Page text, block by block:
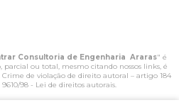
Consultoria de Engenharia Araras" é
parcial ou total, mesmo citando nossos links, é
de violação de direito autoral – artigo 184
9610/98 - Lei de direitos autorais.